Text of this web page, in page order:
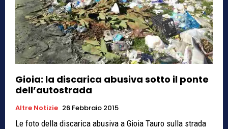
Gioia: la discarica abusiva sotto il ponte
dell’autostrada
Altre Notizie 26 Febbraio 2015
Le foto della discarica abusiva a Gioia Tauro sulla strada